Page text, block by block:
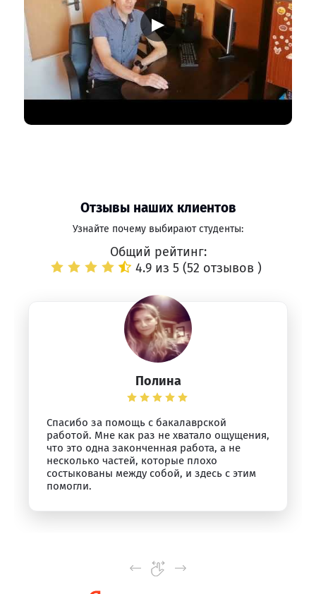
▶
Отзывы наших клиентов
Узнайте почему выбирают студенты:
Общий рейтинг:
4.9 из 5 (52 отзывов )
Полина
Спасибо за помощь с бакалаврской
работой. Мне как раз не хватало ощущения,
что это одна законченная работа, а не
несколько частей, которые плохо
состыкованы между собой, и здесь с этим
помогли.